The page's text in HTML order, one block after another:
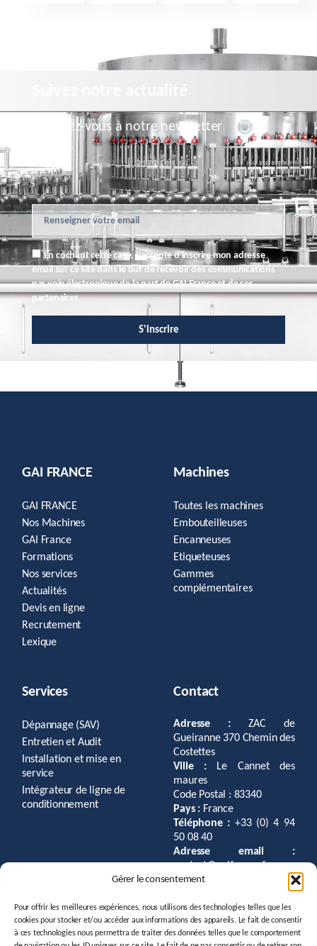
Gérer le consentement
Pour offrir les meilleures expériences, nous utilisons des technologies telles que les
cookies pour stocker et/ou accéder aux informations des appareils. Le fait de consentir
à ces technologies nous permettra de traiter des données telles que le comportement
Inscrivez-vous à notre newsletter
En cochant cette case, j'accepte d'inscrire mon adresse
email sur ce site dans le but de recevoir des communications
par voie électronique de la part de GAI France et de ses
partenaires
S'inscrire
GAI FRANCE
GAI FRANCE
Nos Machines
GAI France
Formations
Nos services
Actualités
Devis en ligne
Recrutement
Lexique
Machines
Toutes les machines
Embouteilleuses
Encanneuses
Etiqueteuses
Gammes
complémentaires
Services
Dépannage (SAV)
Entretien et Audit
Installation et mise en
service
Intégrateur de ligne de
conditionnement
Contact
Adresse :ZAC de
Gueiranne 370 Chemin des
Costettes
Ville :Le Cannet des
maures
Code Postal : 83340
Pays : France
Téléphone : +33 (0) 4 94
50 08 40
Adresse email :
contact@gaifrance.fr